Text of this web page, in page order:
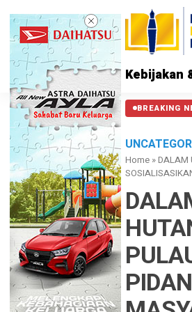
Kebijakan
BREAKING
Varian Omicron Mungkin Berdampak
Home »DALAM